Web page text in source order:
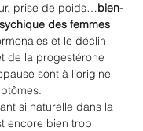
prise de poids…bien-
des femmes
et le déclin
de la progestérone
sont à l’origine
si naturelle dans la
encore bien trop